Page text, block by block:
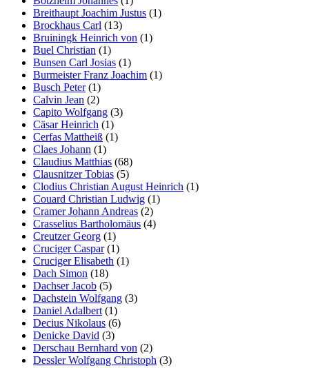
Breithaupt Joachim Justus (1)
Brockhaus Carl (13)
Bruiningk Heinrich von (1)
Buel Christian (1)
Bunsen Carl Josias (1)
Burmeister Franz Joachim (1)
Busch Peter(1)
Calvin Jean (2)
Capito Wolfgang (3)
Cäsar Heinrich (1)
Cerfas Mattheiß (1)
Claes Johann (1)
Claudius Matthias (68)
Clausnitzer Tobias (5)
Clodius Christian August Heinrich (1)
Couard Christian Ludwig (1)
Cramer Johann Andreas (2)
Crasselius Bartholomäus (4)
Creutzer Georg (1)
Cruciger Caspar(1)
Cruciger Elisabeth (1)
Dach Simon (18)
Dachser Jacob (5)
Dachstein Wolfgang (3)
Daniel Adalbert (1)
Decius Nikolaus (6)
Denicke David (3)
Derschau Bernhard von (2)
Dessler Wolfgang Christoph (3)